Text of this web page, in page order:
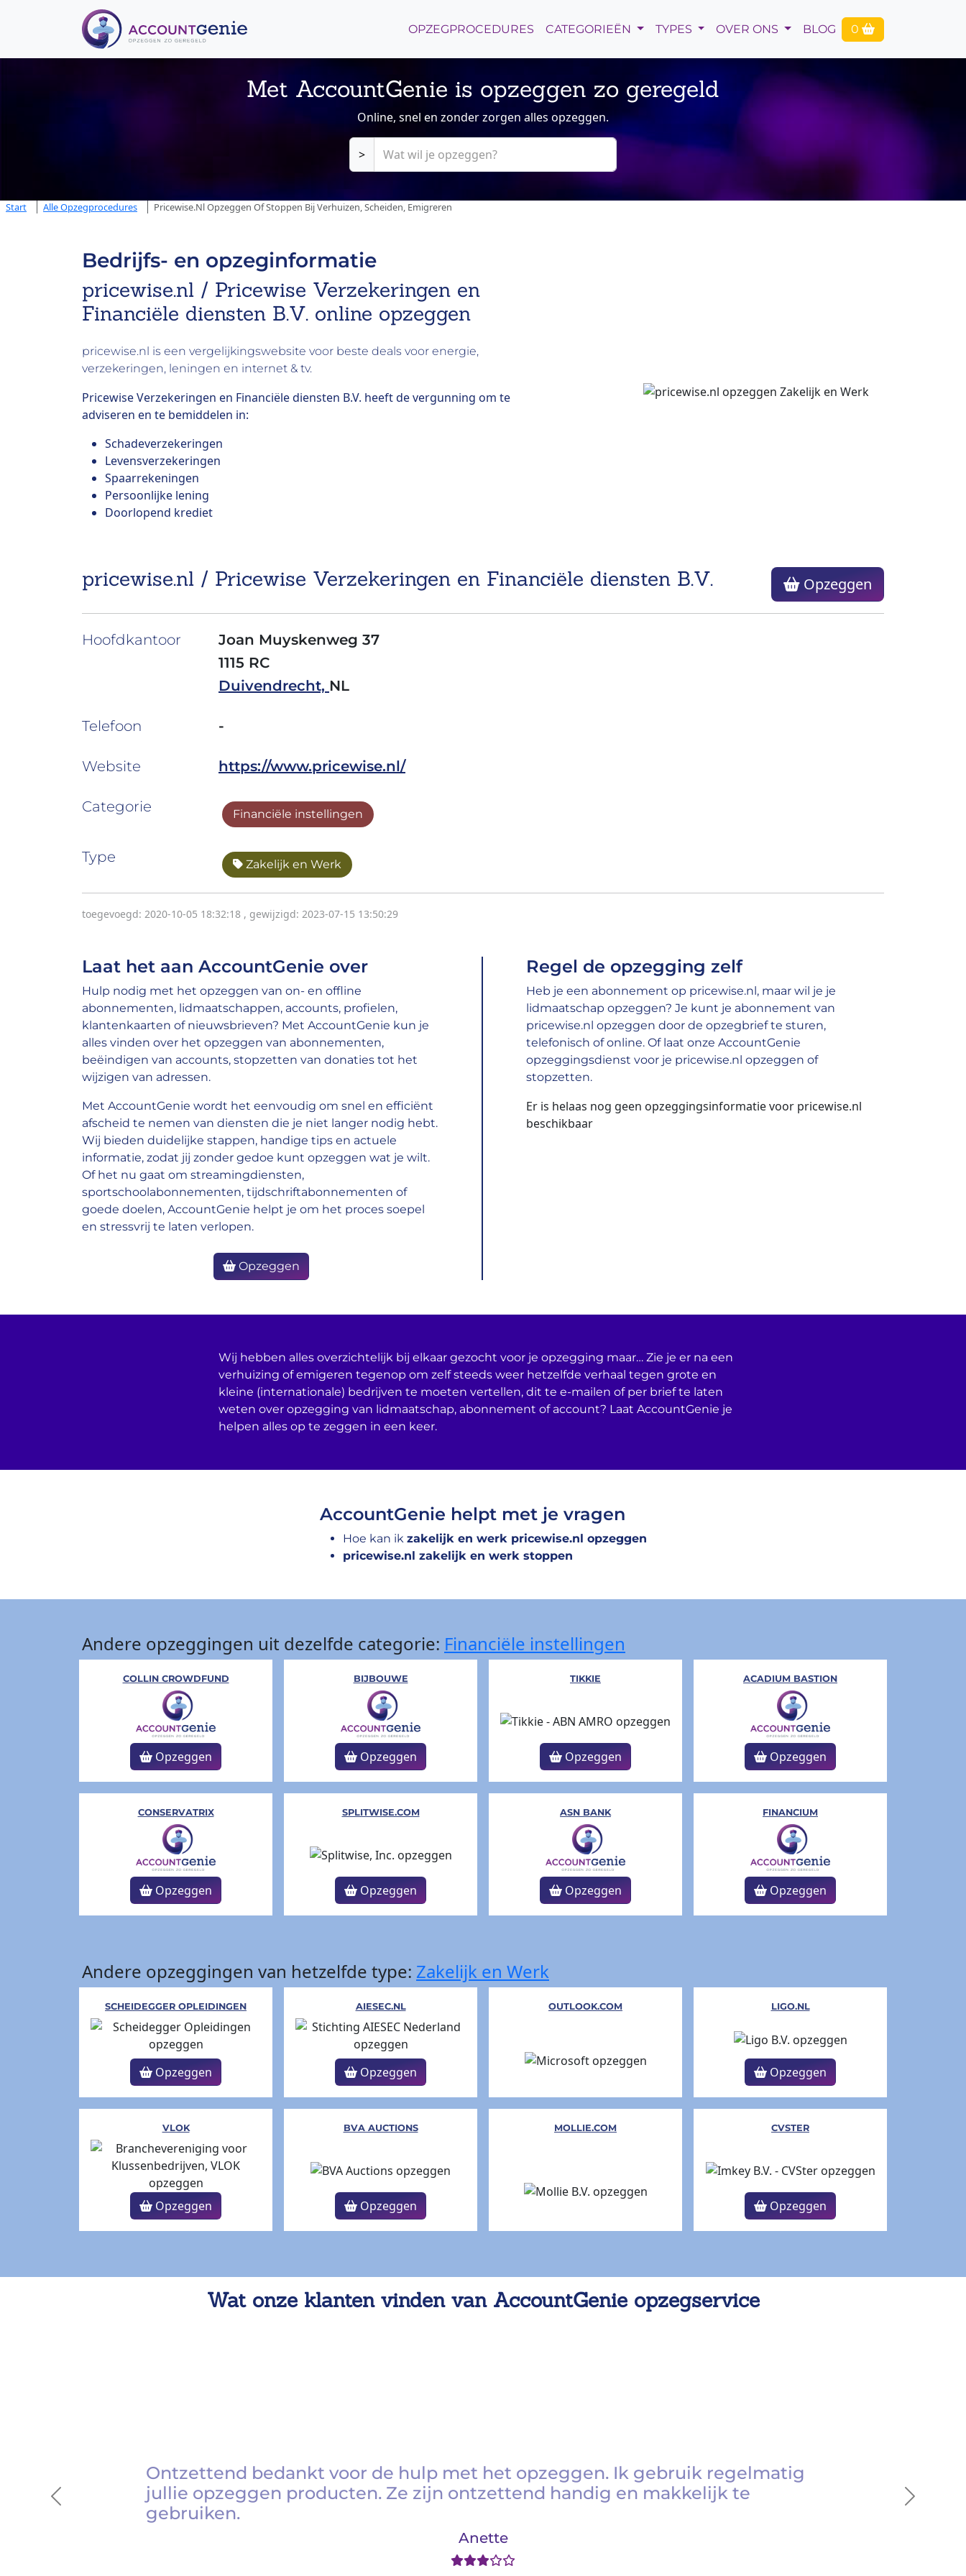
OPZEGPROCEDURES CATEGORIEËN TYPES OVER ONS BLOG 0
Met AccountGenie is opzeggen zo geregeld
Online, snel en zonder zorgen alles opzeggen.
>
Start Alle Opzegprocedures Pricewise.nl Opzeggen Of Stoppen Bij Verhuizen, Scheiden, Emigreren
Bedrijfs- en opzeginformatie
pricewise.nl / Pricewise Verzekeringen en
Financiële diensten B.V. online opzeggen
pricewise.nl is een vergelijkingswebsite voor beste deals voor energie,
verzekeringen, leningen en internet & tv.
Pricewise Verzekeringen en Financiële diensten B.V. heeft de vergunning om te
adviseren en te bemiddelen in:
Schadeverzekeringen
Levensverzekeringen
Spaarrekeningen
Persoonlijke lening
Doorlopend krediet
pricewise.nl / Pricewise Verzekeringen en Financiële diensten B.V. Opzeggen
Hoofdkantoor
Joan Muyskenweg 37
1115 RC
Duivendrecht, NL
Telefoon -
Website https://www.pricewise.nl/
Categorie Financiële instellingen
Type Zakelijk en Werk
toegevoegd: 2020-10-05 18:32:18 , gewijzigd: 2023-07-15 13:50:29
Laat het aan AccountGenie over
Hulp nodig met het opzeggen van on- en offline
abonnementen, lidmaatschappen, accounts, profielen,
klantenkaarten of nieuwsbrieven? Met AccountGenie kun je
alles vinden over het opzeggen van abonnementen,
beëindigen van accounts, stopzetten van donaties tot het
wijzigen van adressen.
Met AccountGenie wordt het eenvoudig om snel en efficiënt
afscheid te nemen van diensten die je niet langer nodig hebt.
Wij bieden duidelijke stappen, handige tips en actuele
informatie, zodat jij zonder gedoe kunt opzeggen wat je wilt.
Of het nu gaat om streamingdiensten,
sportschoolabonnementen, tijdschriftabonnementen of
goede doelen, AccountGenie helpt je om het proces soepel
en stressvrij te laten verlopen.
Opzeggen
Regel de opzegging zelf
Heb je een abonnement op pricewise.nl, maar wil je je
lidmaatschap opzeggen? Je kunt je abonnement van
pricewise.nl opzeggen door de opzegbrief te sturen,
telefonisch of online. Of laat onze AccountGenie
opzeggingsdienst voor je pricewise.nl opzeggen of
stopzetten.
Er is helaas nog geen opzeggingsinformatie voor pricewise.nl
beschikbaar
Wij hebben alles overzichtelijk bij elkaar gezocht voor je opzegging maar… Zie je er na een
verhuizing of emigeren tegenop om zelf steeds weer hetzelfde verhaal tegen grote en
kleine (internationale) bedrijven te moeten vertellen, dit te e-mailen of per brief te laten
weten over opzegging van lidmaatschap, abonnement of account? Laat AccountGenie je
helpen alles op te zeggen in een keer.
AccountGenie helpt met je vragen
Hoe kan ik zakelijk en werk pricewise.nl opzeggen
pricewise.nl zakelijk en werk stoppen
Andere opzeggingen uit dezelfde categorie: Financiële instellingen
COLLIN CROWDFUND
Opzeggen
BIJBOUWE
Opzeggen
TIKKIE
Opzeggen
ACADIUM BASTION
Opzeggen
CONSERVATRIX
Opzeggen
SPLITWISE.COM
Opzeggen
ASN BANK
Opzeggen
FINANCIUM
Opzeggen
Andere opzeggingen van hetzelfde type: Zakelijk en Werk
SCHEIDEGGER OPLEIDINGEN
Opzeggen
AIESEC.NL
Opzeggen
OUTLOOK.COM LIGO.NL
Opzeggen
VLOK
Opzeggen
BVA AUCTIONS
Opzeggen
MOLLIE.COM CVSTER
Opzeggen
Wat onze klanten vinden van AccountGenie opzegservice
Previous
Ontzettend bedankt voor de hulp met het opzeggen. Ik gebruik regelmatig
jullie opzeggen producten. Ze zijn ontzettend handig en makkelijk te
gebruiken.
Anette
Next